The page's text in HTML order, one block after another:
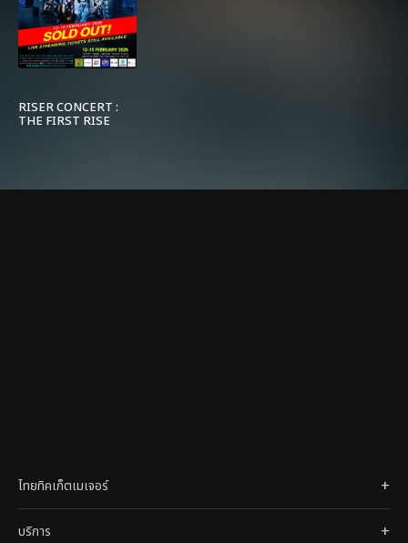
RISER CONCERT :
THE FIRST RISE
ไทยทิคเก็ตเมเจอร์
บริการ